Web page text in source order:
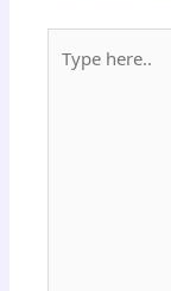
here..